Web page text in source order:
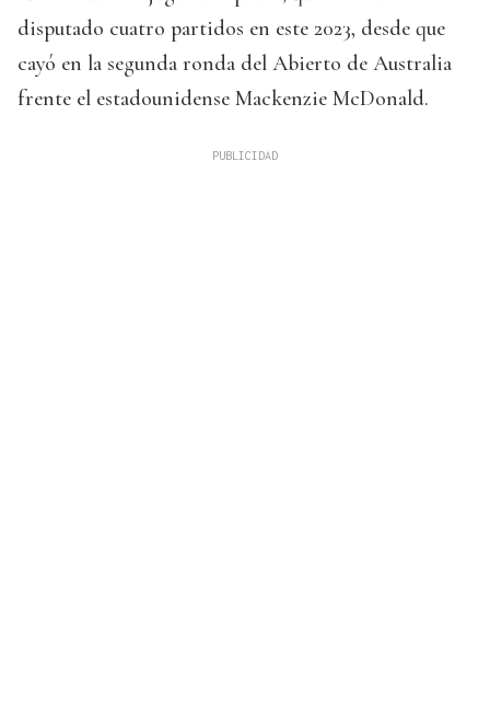
disputado cuatro partidos en este 2023, desde que
cayó en la segunda ronda del Abierto de Australia
frente el estadounidense Mackenzie McDonald.